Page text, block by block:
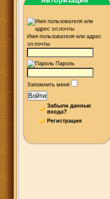
Имя пользователя или адрес
эл.почты
Пароль
Запомнить меня
Войти
Забыли данные
входа?
Регистрация